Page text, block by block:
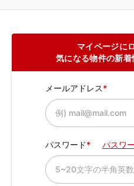
マイページに
気になる物件の新
メールアドレス
パスワード パスワ